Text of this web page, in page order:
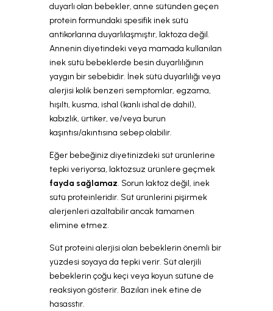
duyarlı olan bebekler, anne sütünden geçen
protein formundaki spesifik inek sütü
antikorlarına duyarlılaşmıştır, laktoza değil.
Annenin diyetindeki veya mamada kullanılan
inek sütü bebeklerde besin duyarlılığının
yaygın bir sebebidir. İnek sütü duyarlılığı veya
alerjisi kolik benzeri semptomlar, egzama,
hışıltı, kusma, ishal (kanlı ishal de dahil),
kabızlık, ürtiker, ve/veya burun
kaşıntısı/akıntısına sebep olabilir.
Eğer bebeğiniz diyetinizdeki süt ürünlerine
tepki veriyorsa, laktozsuz ürünlere geçmek
fayda sağlamaz. Sorun laktoz değil, inek
sütü proteinleridir. Süt ürünlerini pişirmek
alerjenleri azaltabilir ancak tamamen
elimine etmez.
Süt proteini alerjisi olan bebeklerin önemli bir
yüzdesi soyaya da tepki verir. Süt alerjili
bebeklerin çoğu keçi veya koyun sütüne de
reaksiyon gösterir. Bazıları inek etine de
hasasstır.